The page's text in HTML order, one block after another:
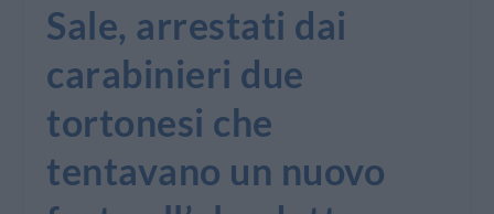
Sale, arrestati dai
carabinieri due
tortonesi che
tentavano un nuovo